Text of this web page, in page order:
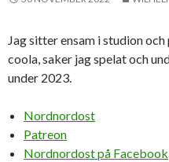
Jag sitter ensam i studion
coola, saker jag spelat och
under 2023.
Nordnordost
Patreon
Nordnordost på Facebook